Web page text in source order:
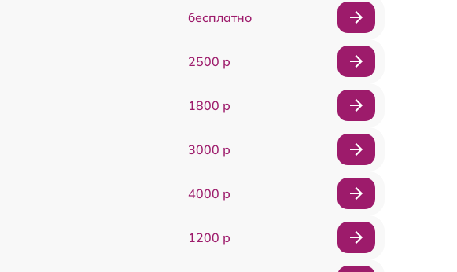
бесплатно
2500 р
1800 р
3000 р
4000 р
1200 р